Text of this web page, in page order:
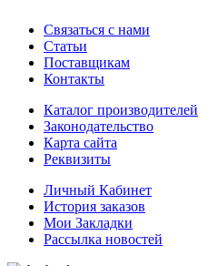
Связаться с нами
Статьи
Поставщикам
Контакты
Каталог производителей
Законодательство
Карта сайта
Реквизиты
Личный Кабинет
История заказов
Мои Закладки
Рассылка новостей